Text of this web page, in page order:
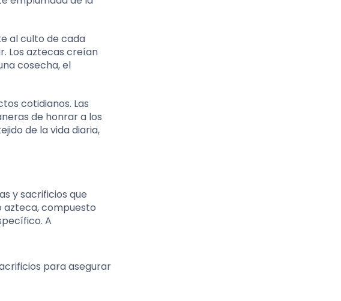
al culto de cada
Los aztecas creían
cosecha, el
cotidianos. Las
de honrar a los
de la vida diaria,
y sacrificios que
azteca, compuesto
A
para asegurar